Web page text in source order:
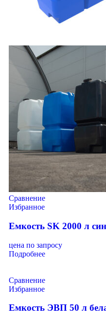
Сравнение
Избранное
Емкость SK 2000 л
цена по запросу
Подробнее
Сравнение
Избранное
Емкость ЭВП 50 л